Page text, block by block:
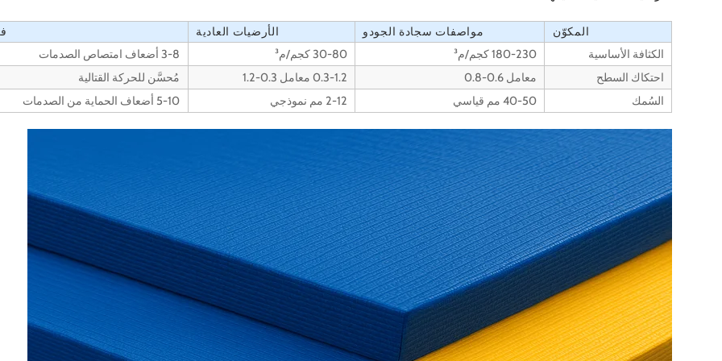
المكوّن مواصفات سجادة الجودو الأرضيات العادية
الكثافة الأساسية
180-230 كجم/م³ 30-80 كجم/م³
3-8 أضعاف امتصاص الصدمات
احتكاك السطح
معامل 0.6-0.8 0.3-1.2 معامل 0.3-1.2
مُحسَّن للحركة القتالية
السُمك
40-50 مم قياسي 2-12 مم نموذجي 5-10 أضعاف الحماية من الصدمات